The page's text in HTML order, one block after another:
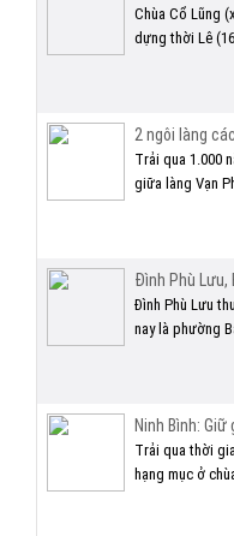
Chùa Cổ Lũng
dựng thời Lê
2 ngôi làng
Trải qua 1.000
giữa làng Vạn
Đình Phù Lưu,
Đình Phù Lưu
nay là phường
Ninh Bình:
Trải qua thời
hạng mục ở